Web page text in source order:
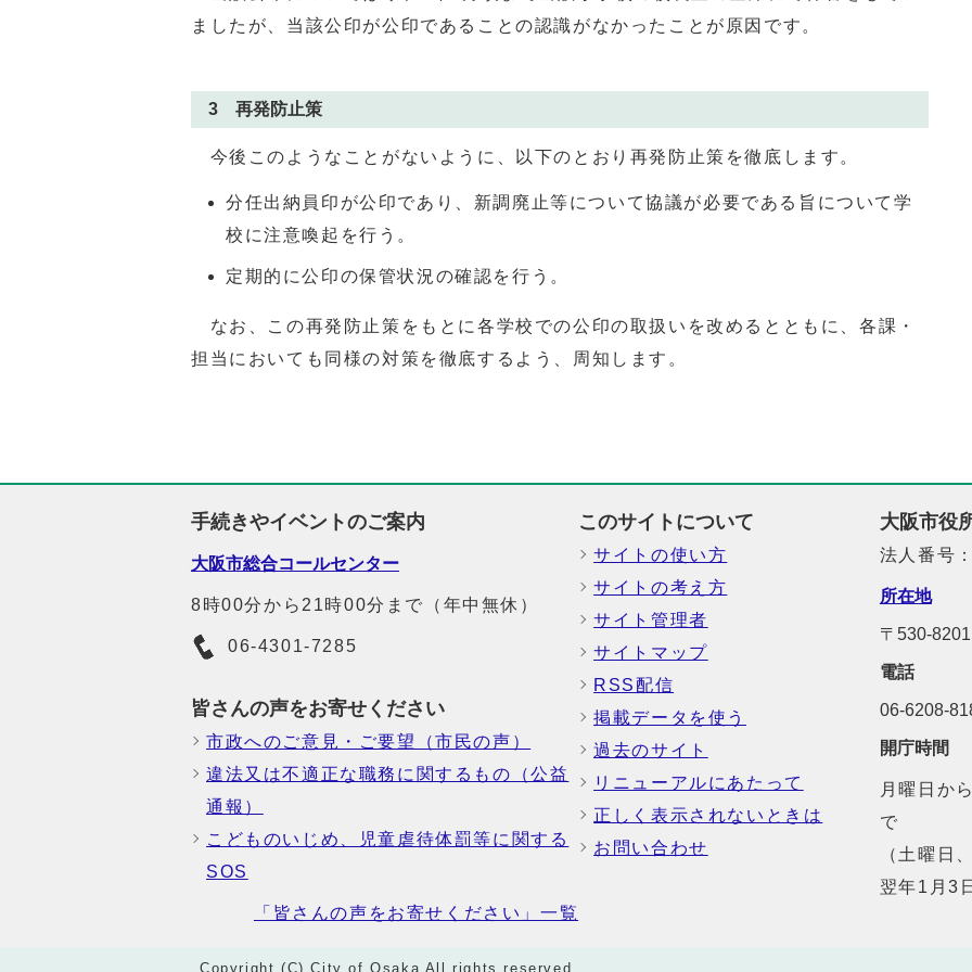
ましたが、当該公印が公印であることの認識がなかったことが原因です。
3 再発防止策
今後このようなことがないように、以下のとおり再発防止策を徹底します。
分任出納員印が公印であり、新調廃止等について協議が必要である旨について学
校に注意喚起を行う。
定期的に公印の保管状況の確認を行う。
なお、この再発防止策をもとに各学校での公印の取扱いを改めるとともに、各課・
担当においても同様の対策を徹底するよう、周知します。
手続きやイベントのご案内
大阪市総合コールセンター
8時00分から21時00分まで（年中無休）
06-4301-7285
皆さんの声をお寄せください
市政へのご意見・ご要望（市民の声）
違法又は不適正な職務に関するもの（公益
通報）
こどものいじめ、児童虐待体罰等に関する
SOS
「皆さんの声をお寄せください」一覧
このサイトについて
サイトの使い方
サイトの考え方
サイト管理者
サイトマップ
RSS配信
掲載データを使う
過去のサイト
リニューアルにあたって
正しく表示されないときは
お問い合わせ
大阪市役
法人番号
所在地
〒530-
電話
06-6208-
開庁時間
月曜日か
で
（土曜日
翌年1月3
Copyright (C) City of Osaka All rights reserved.